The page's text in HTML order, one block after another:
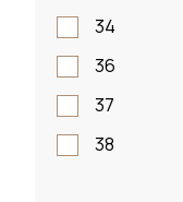
34
36
37
38